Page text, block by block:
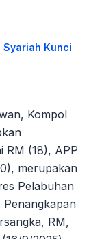
Syariah Kunci
Kompol
RM (18), APP
merupakan
Pelabuhan
Penangkapan
RM,